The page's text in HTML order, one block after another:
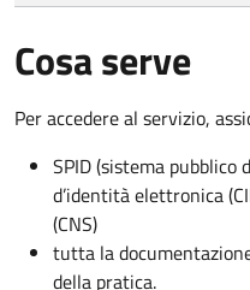
Cosa serve
Per accedere al servizio,
SPID (sistema
d’identità elettronica
(CNS)
tutta la
della pratica.